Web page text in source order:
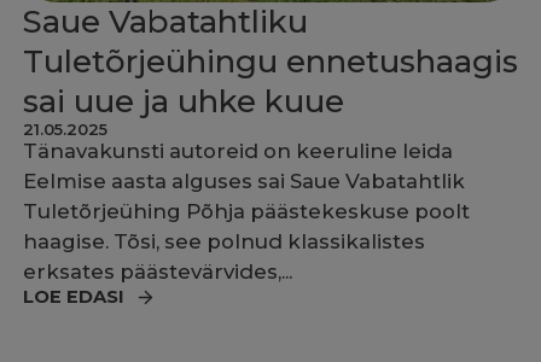
Saue Vabatahtliku
Tuletõrjeühingu ennetushaagis
sai uue ja uhke kuue
21.05.2025
Tänavakunsti autoreid on keeruline leida
Eelmise aasta alguses sai Saue Vabatahtlik
Tuletõrjeühing Põhja päästekeskuse poolt
haagise. Tõsi, see polnud klassikalistes
erksates päästevärvides,...
LOE EDASI